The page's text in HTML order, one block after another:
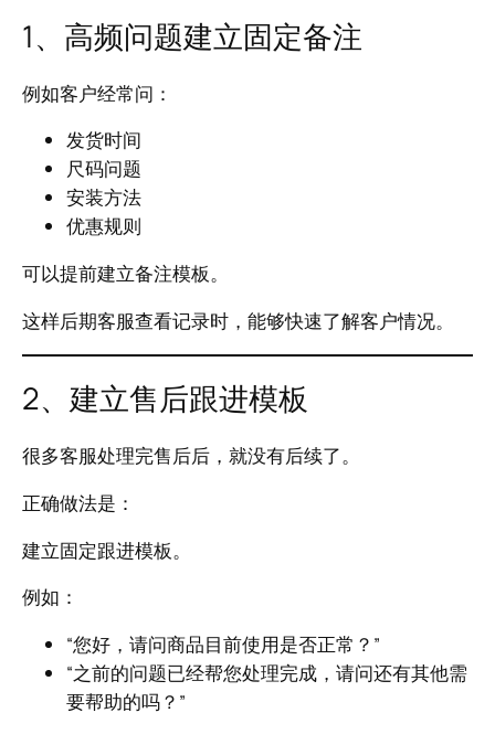
1、高频问题建立固定备注
例如客户经常问：
发货时间
尺码问题
安装方法
优惠规则
可以提前建立备注模板。
这样后期客服查看记录时，能够快速了解客户情况。
2、建立售后跟进模板
很多客服处理完售后后，就没有后续了。
正确做法是：
建立固定跟进模板。
例如：
“您好，请问商品目前使用是否正常？”
“之前的问题已经帮您处理完成，请问还有其他需
要帮助的吗？”